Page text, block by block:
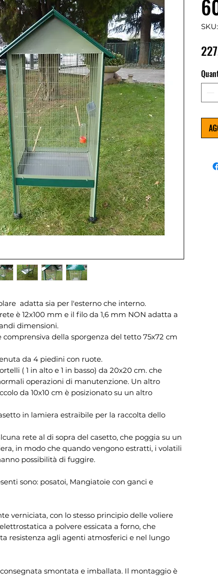
adatta sia per l'esterno che interno.
è 12x100 mm e il filo da 1,6 mm NON adatta a
dimensioni.
della sporgenza del tetto 75x72 cm
da 4 piedini con ruote.
( 1 in alto e 1 in basso) da 20x20 cm. che
operazioni di manutenzione. Un altro
da 10x10 cm è posizionato su un altro
in lamiera estraibile per la raccolta dello
rete al di sopra del casetto, che poggia su un
in modo che quando vengono estratti, i volatili
possibilità di fuggire.
sono: posatoi, Mangiatoie con ganci e
verniciata, con lo stesso principio delle voliere
a polvere essicata a forno, che
resistenza agli agenti atmosferici e nel lungo
smontata e imballata. Il montaggio è